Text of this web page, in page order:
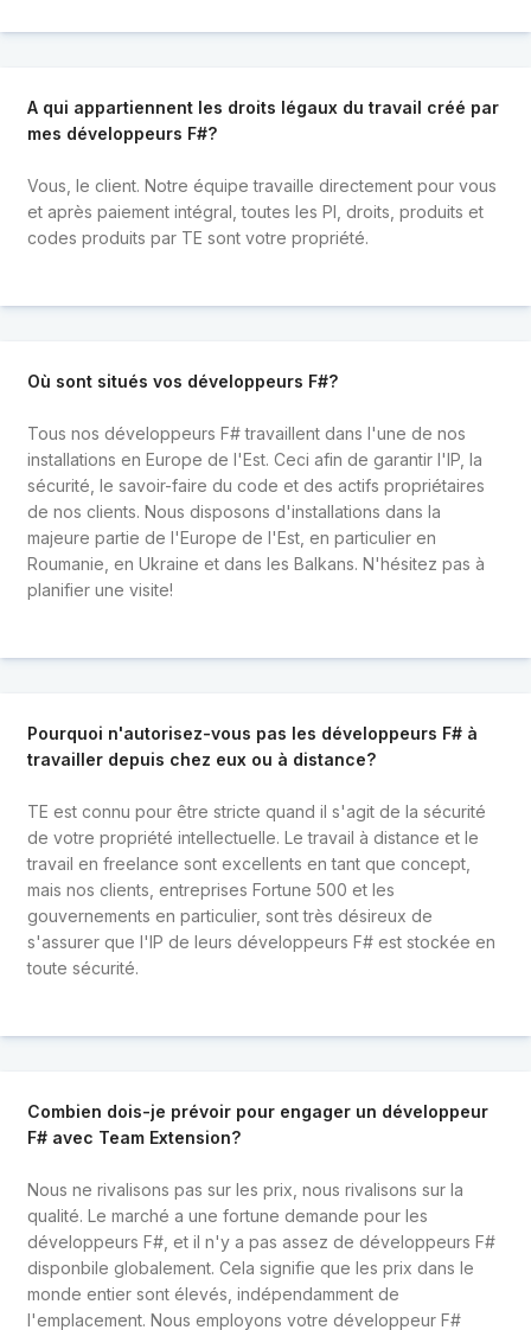
A qui appartiennent les droits légaux du travail créé par
mes développeurs F#?
Vous, le client. Notre équipe travaille directement pour vous
et après paiement intégral, toutes les PI, droits, produits et
codes produits par TE sont votre propriété.
Où sont situés vos développeurs F#?
Tous nos développeurs F# travaillent dans l'une de nos
installations en Europe de l'Est. Ceci afin de garantir l'IP, la
sécurité, le savoir-faire du code et des actifs propriétaires
de nos clients. Nous disposons d'installations dans la
majeure partie de l'Europe de l'Est, en particulier en
Roumanie, en Ukraine et dans les Balkans. N'hésitez pas à
planifier une visite!
Pourquoi n'autorisez-vous pas les développeurs F# à
travailler depuis chez eux ou à distance?
TE est connu pour être stricte quand il s'agit de la sécurité
de votre propriété intellectuelle. Le travail à distance et le
travail en freelance sont excellents en tant que concept,
mais nos clients, entreprises Fortune 500 et les
gouvernements en particulier, sont très désireux de
s'assurer que l'IP de leurs développeurs F# est stockée en
toute sécurité.
Combien dois-je prévoir pour engager un développeur
F# avec Team Extension?
Nous ne rivalisons pas sur les prix, nous rivalisons sur la
qualité. Le marché a une fortune demande pour les
développeurs F#, et il n'y a pas assez de développeurs F#
disponbile globalement. Cela signifie que les prix dans le
monde entier sont élevés, indépendamment de
l'emplacement. Nous employons votre développeur F#